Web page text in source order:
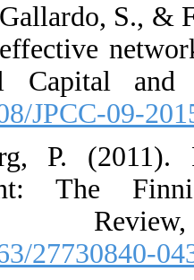
55. Rincón-
features of
Professional
[DOI:10.1108/
56. Sahlberg,
[DOI:10.1163/